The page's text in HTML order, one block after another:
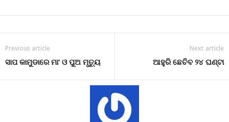
Previous article
ସାପ କାମୁଡାରେ ମା’ ଓ ପୁଅ ମୃତ୍ୟୁ
Next article
ଆହୁରି ଛେଚିବ ୨୪ ଘଣ୍ଟା